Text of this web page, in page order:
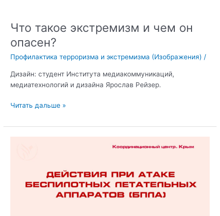
Что такое экстремизм и чем он
опасен?
Профилактика терроризма и экстремизма (Изображения) /
Дизайн: студент Института медиакоммуникаций,
медиатехнологий и дизайна Ярослав Рейзер.
Что
экстремизм
и
Читать дальше »